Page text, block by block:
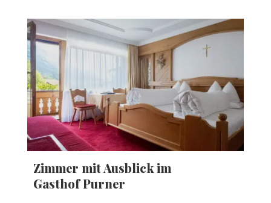
Zimmer mit Ausblick im
Gasthof Purner